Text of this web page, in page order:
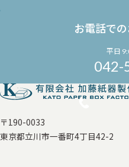
お電話で
平日
042-
〒190-0033
東京都立川市一番町4丁目42-2